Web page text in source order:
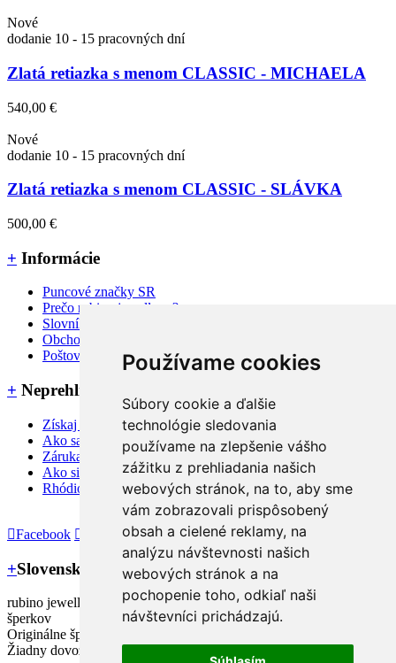
Používame cookies
Súbory cookie a ďalšie
technológie sledovania
používame na zlepšenie vášho
zážitku z prehliadania našich
webových stránok, na to, aby sme
vám zobrazovali prispôsobený
obsah a cielené reklamy, na
analýzu návštevnosti našich
webových stránok a na
pochopenie toho, odkiaľ naši
návštevníci prichádzajú.
Nové
dodanie 10 - 15 pracovných dní
Zlatá retiazka s menom CLASSIC - MICHAELA
540,00 €
Nové
dodanie 10 - 15 pracovných dní
Zlatá retiazka s menom CLASSIC - SLÁVKA
500,00 €
+ Informácie
Puncové značky SR
Prečo rubino jewellery ?
Slovník pojmov a FAQ
Obchodné podmienky
Poštovné, dodanie a platba
+ Neprehliadnite
Získaj 3% zľavu na nákup
Ako sa starať o šperky
Záruka a reklamačné podmienky
Ako si zmerať veľkosť prsteňa
Rhódiovaný šperk
Facebook Instagram
+Slovenský výrobca
rubino jewellery – slovenský dizajnér a výrobca strieborných
šperkov
Originálne šperky, rovnako jako Vy!
Žiadny dovoz šperkov, 20-ročné bohaté skúsenosti s ich výrobou.